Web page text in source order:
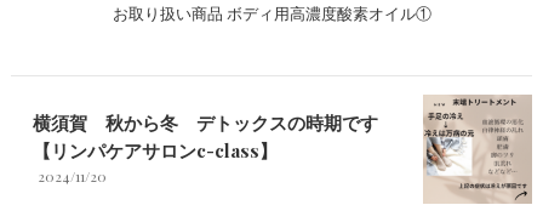
お取り扱い商品 ボディ用高濃度酸素オイル①
横須賀 秋から冬 デトックスの時期です
【リンパケアサロンc-class】
2024/11/20